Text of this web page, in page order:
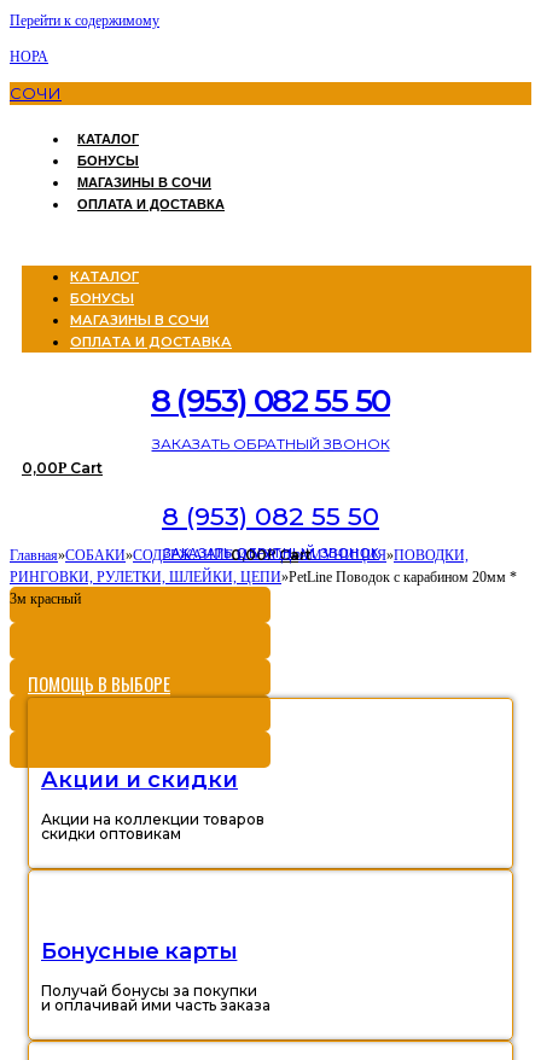
Перейти к содержимому
НОРА
СОЧИ
КАТАЛОГ
БОНУСЫ
МАГАЗИНЫ В СОЧИ
ОПЛАТА И ДОСТАВКА
КАТАЛОГ
БОНУСЫ
МАГАЗИНЫ В СОЧИ
ОПЛАТА И ДОСТАВКА
8 (953) 082 55 50
ЗАКАЗАТЬ ОБРАТНЫЙ ЗВОНОК
0,00Р Cart
8 (953) 082 55 50
ЗАКАЗАТЬ ОБРАТНЫЙ ЗВОНОК
0,00Р Cart
Главная»СОБАКИ»СОДЕРЖАНИЕ И УХОД»АМУНИЦИЯ»ПОВОДКИ,
РИНГОВКИ, РУЛЕТКИ, ШЛЕЙКИ, ЦЕПИ»PetLine Поводок с карабином 20мм *
3м красный
ПОМОЩЬ В ВЫБОРЕ
Акции и скидки
Акции на коллекции товаров
скидки оптовикам
Бонусные карты
Получай бонусы за покупки
и оплачивай ими часть заказа